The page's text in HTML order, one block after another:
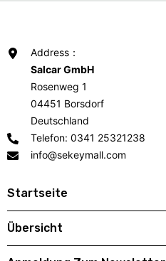
Address：
Salcar GmbH
Rosenweg 1
04451 Borsdorf
Deutschland
Telefon: 0341 25321238
info@sekeymall.com
Startseite
Übersicht